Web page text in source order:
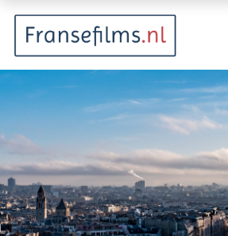
Animatie
Documentaire
Drama
Fantasy